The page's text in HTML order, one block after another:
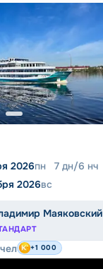
2026пн 7 дн/6 нч
2026вс
Маяковский
+1 000